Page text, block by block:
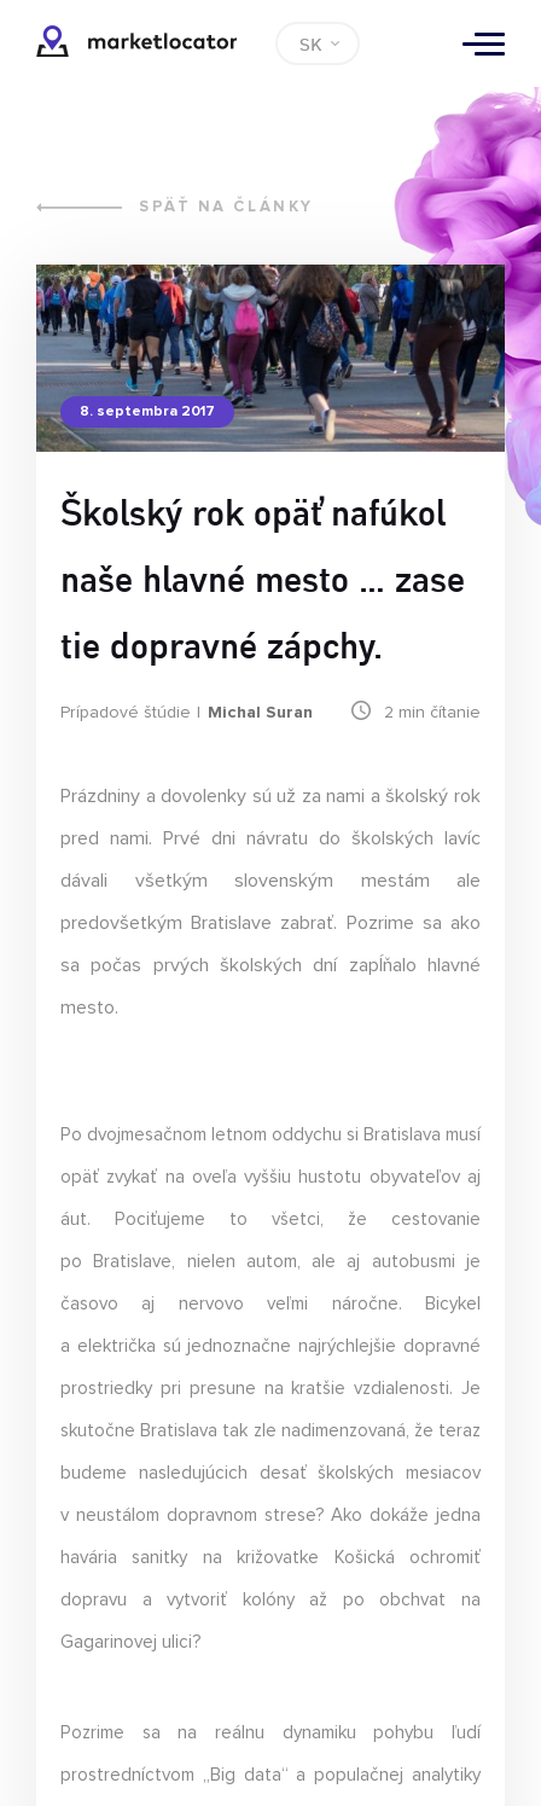
SK
SPÄŤ NA ČLÁNKY
8. septembra 2017
Školský rok opäť nafúkol
naše hlavné mesto … zase
tie dopravné zápchy.
Prípadové štúdie Michal Suran 2 min čítanie
Prázdniny a dovolenky sú už za nami a školský rok
pred nami. Prvé dni návratu do školských lavíc
dávali všetkým slovenským mestám ale
predovšetkým Bratislave zabrať. Pozrime sa ako
sa počas prvých školských dní zapĺňalo hlavné
mesto.
Po dvojmesačnom letnom oddychu si Bratislava musí
opäť zvykať na oveľa vyššiu hustotu obyvateľov aj
áut. Pociťujeme to všetci, že cestovanie
po Bratislave, nielen autom, ale aj autobusmi je
časovo aj nervovo veľmi náročne. Bicykel
a električka sú jednoznačne najrýchlejšie dopravné
prostriedky pri presune na kratšie vzdialenosti. Je
skutočne Bratislava tak zle nadimenzovaná, že teraz
budeme nasledujúcich desať školských mesiacov
v neustálom dopravnom strese? Ako dokáže jedna
havária sanitky na križovatke Košická ochromiť
dopravu a vytvoriť kolóny až po obchvat na
Gagarinovej ulici?
Pozrime sa na reálnu dynamiku pohybu ľudí
prostredníctvom „Big data“ a populačnej analytiky